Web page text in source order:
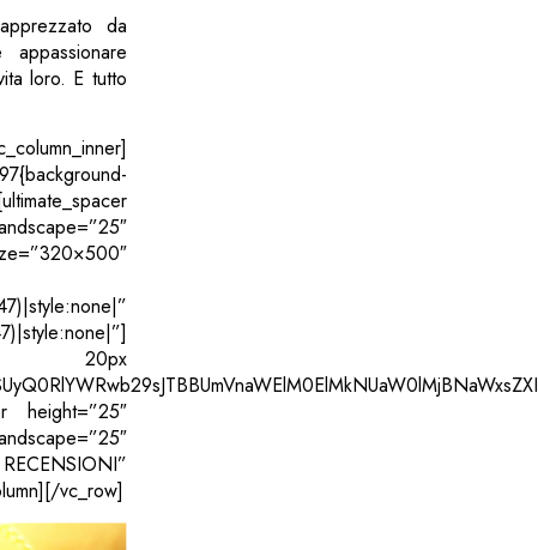
da
loro. E tutto
top: 20px
height=”25″
vc_row]